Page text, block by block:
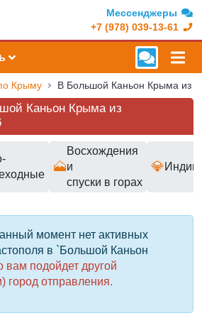
Мессенджеры
+7 (978) 039-13-61
Крыму
Каньон Крыма из
🗻
Восхождения
и
спуски в горах
💎
момент нет активных
в `Большой Каньон
вам подойдет другой
город отправления.